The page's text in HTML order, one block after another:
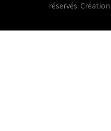
réservés. Création